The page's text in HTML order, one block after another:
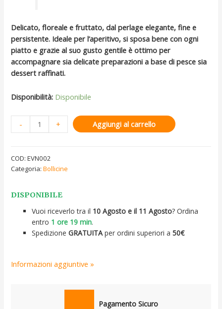
Delicato, floreale e fruttato, dal perlage elegante, fine e
persistente. Ideale per l’aperitivo, si sposa bene con ogni
piatto e grazie al suo gusto gentile è ottimo per
accompagnare sia delicate preparazioni a base di pesce sia
dessert raffinati.
Disponibilità: Disponibile
- + Aggiungi al carrello
COD:EVN002
Categoria:Bollicine
DISPONIBILE
Vuoi riceverlo tra il 10 Agosto e il 11 Agosto? Ordina
entro 1 ore 19 min.
SpedizioneGRATUITAper ordini superiori a50€
Informazioni aggiuntive »
Pagamento Sicuro